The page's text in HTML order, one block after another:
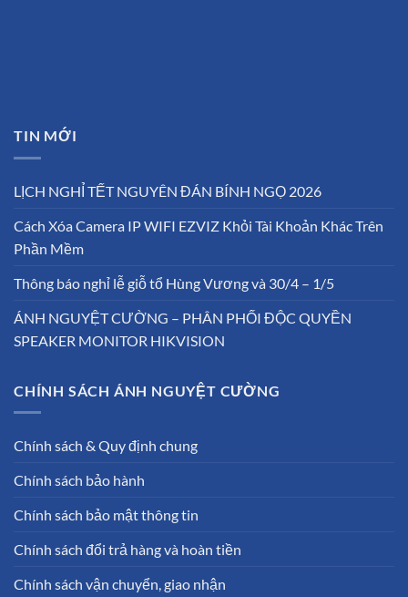
TIN MỚI
LỊCH NGHỈ TẾT NGUYÊN ĐÁN BÍNH NGỌ 2026
Cách Xóa Camera IP WIFI EZVIZ Khỏi Tài Khoản Khác Trên
Phần Mềm
Thông báo nghỉ lễ giỗ tổ Hùng Vương và 30/4 – 1/5
ÁNH NGUYỆT CƯỜNG – PHÂN PHỐI ĐỘC QUYỀN
SPEAKER MONITOR HIKVISION
CHÍNH SÁCH ÁNH NGUYỆT CƯỜNG
Chính sách & Quy định chung
Chính sách bảo hành
Chính sách bảo mật thông tin
Chính sách đổi trả hàng và hoàn tiền
Chính sách vận chuyển, giao nhận